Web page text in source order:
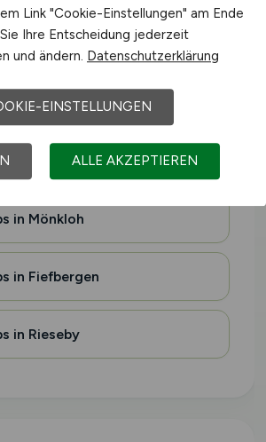
in Schwentinental
in Osterrönfeld
in Mönkloh
in Fiefbergen
in Rieseby
Link "Cookie-Einstellungen" am Ende
Ihre Entscheidung jederzeit
und ändern. Datenschutzerklärung
EINSTELLUNGEN
ALLE AKZEPTIEREN